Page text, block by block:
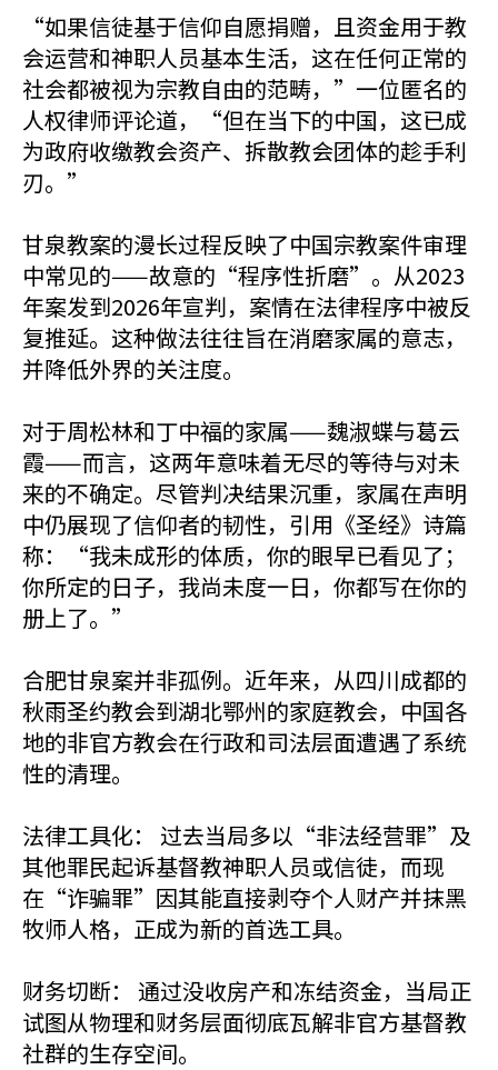
“如果信徒基于信仰自愿捐赠，且资金用于教
会运营和神职人员基本生活，这在任何正常的
社会都被视为宗教自由的范畴，”一位匿名的
人权律师评论道，“但在当下的中国，这已成
为政府收缴教会资产、拆散教会团体的趁手利
刃。”
甘泉教案的漫长过程反映了中国宗教案件审理
中常见的——故意的“程序性折磨”。从2023
年案发到2026年宣判，案情在法律程序中被反
复推延。这种做法往往旨在消磨家属的意志，
并降低外界的关注度。
对于周松林和丁中福的家属——魏淑蝶与葛云
霞——而言，这两年意味着无尽的等待与对未
来的不确定。尽管判决结果沉重，家属在声明
中仍展现了信仰者的韧性，引用《圣经》诗篇
称：“我未成形的体质，你的眼早已看见了；
你所定的日子，我尚未度一日，你都写在你的
册上了。”
合肥甘泉案并非孤例。近年来，从四川成都的
秋雨圣约教会到湖北鄂州的家庭教会，中国各
地的非官方教会在行政和司法层面遭遇了系统
性的清理。
法律工具化： 过去当局多以“非法经营罪”及
其他罪民起诉基督教神职人员或信徒，而现
在“诈骗罪”因其能直接剥夺个人财产并抹黑
牧师人格，正成为新的首选工具。
财务切断： 通过没收房产和冻结资金，当局正
试图从物理和财务层面彻底瓦解非官方基督教
社群的生存空间。